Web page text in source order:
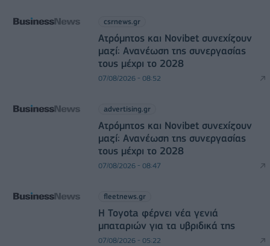
csrnews.gr
Ατρόμητος και Novibet συνεχίζουν
μαζί: Ανανέωση της συνεργασίας
τους μέχρι το 2028
07/08/2026 - 08:52
advertising.gr
Ατρόμητος και Novibet συνεχίζουν
μαζί: Ανανέωση της συνεργασίας
τους μέχρι το 2028
07/08/2026 - 08:47
fleetnews.gr
Η Toyota φέρνει νέα γενιά
μπαταριών για τα υβριδικά της
07/08/2026 - 05:22